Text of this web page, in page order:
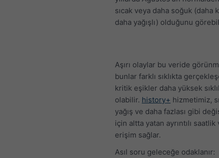
sıcak veya daha soğuk (daha
daha yağışlı) olduğunu
Aşırı olaylar bu veride
bunlar farklı sıklıkta
kritik eşikler daha yüksek
olabilir. history+ hizmetimiz,
yağış ve daha fazlası gibi
için altta yatan ayrıntılı
erişim sağlar.
Asıl soru geleceğe odaklanır: